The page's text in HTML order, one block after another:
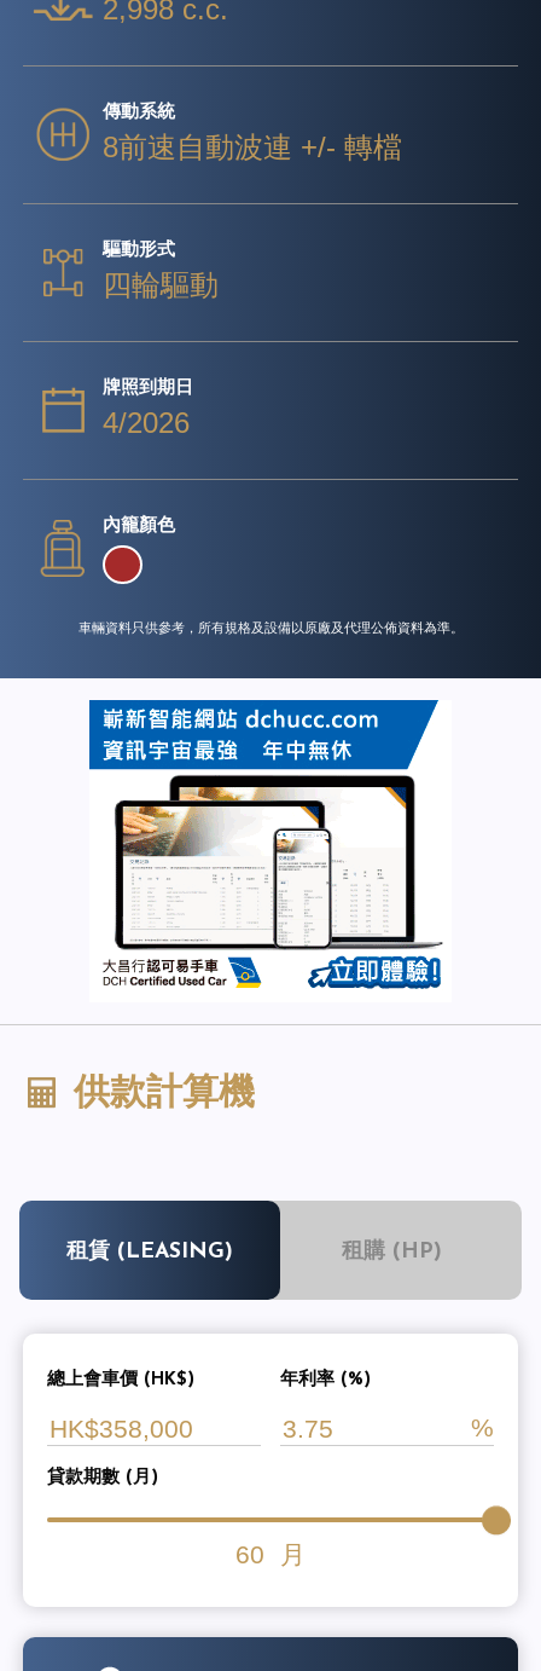
2,998 c.c.
傳動系統
8前速自動波連 +/- 轉檔
驅動形式
四輪驅動
牌照到期日
4/2026
內籠顏色
車輛資料只供參考，所有規格及設備以原廠及代理公佈資料為準。
供款計算機
租賃 (LEASING) 租購 (HP)
總上會車價 (HK$) 年利率 (%)
貸款期數 (月)
60 月